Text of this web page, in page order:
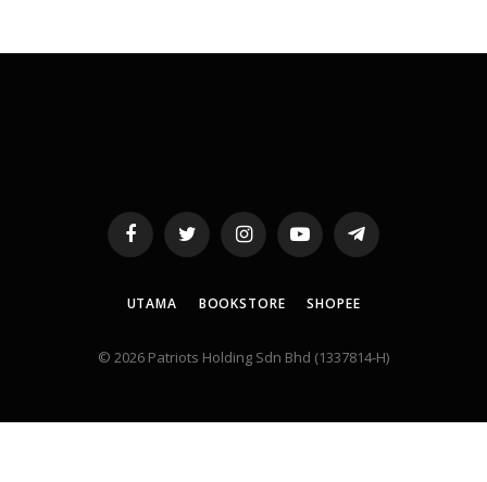
FacebookTwitter InstagramYouTubeTelegram
UTAMA BOOKSTORE SHOPEE
© 2026 Patriots Holding Sdn Bhd (1337814-H)